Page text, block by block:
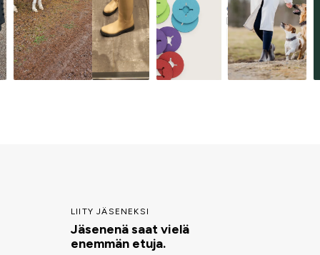
LIITY JÄSENEKSI
Jäsenenä saat vielä
enemmän etuja.